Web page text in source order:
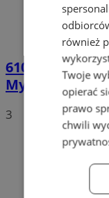
610 tys.
Mysłowicach.
3
również
Twoje
opierać
prawo
chwili